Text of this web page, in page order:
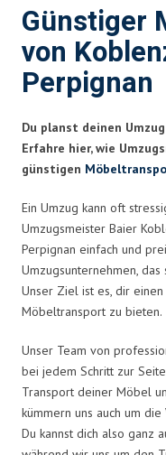
Günstiger
von
Perpignan
Du planst deinen
Erfahre hier, wie
günstigen
Ein Umzug kann oft
Umzugsmeister Baier
Perpignan einfach und
Umzugsunternehmen,
Unser Ziel ist es, dir
Möbeltransport zu bieten.
Unser Team von
bei jedem Schritt zur
Transport deiner Möbel
kümmern uns auch um
Du kannst dich also ganz